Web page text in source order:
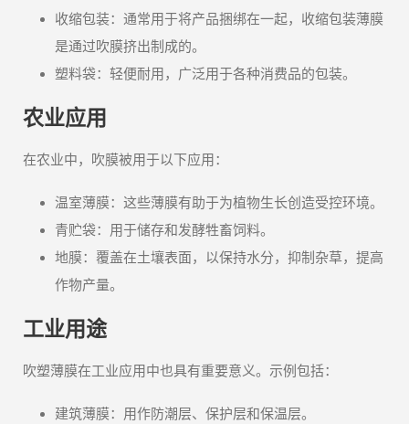
收缩包装：通常用于将产品捆绑在一起，收缩包装薄膜
是通过吹膜挤出制成的。
塑料袋：轻便耐用，广泛用于各种消费品的包装。
农业应用
在农业中，吹膜被用于以下应用：
温室薄膜：这些薄膜有助于为植物生长创造受控环境。
青贮袋：用于储存和发酵牲畜饲料。
地膜：覆盖在土壤表面，以保持水分，抑制杂草，提高
作物产量。
工业用途
吹塑薄膜在工业应用中也具有重要意义。示例包括：
建筑薄膜：用作防潮层、保护层和保温层。